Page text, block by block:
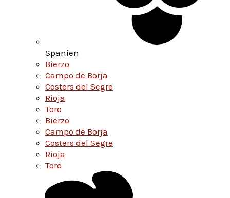
Spanien
Bierzo
Campo de Borja
Costers del Segre
Rioja
Toro
Bierzo
Campo de Borja
Costers del Segre
Rioja
Toro